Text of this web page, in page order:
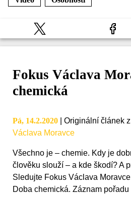
Fokus Václava
chemická
Pá, 14.2.2020 Originální článek z
Václava Moravce
Všechno je – chemie. Kdy je
člověku slouží – a kde škodí? A
Sledujte Fokus Václava
Doba chemická. Záznam